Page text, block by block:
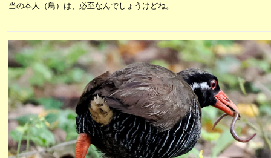
当の本人（鳥）は、必至なんでしょうけどね。